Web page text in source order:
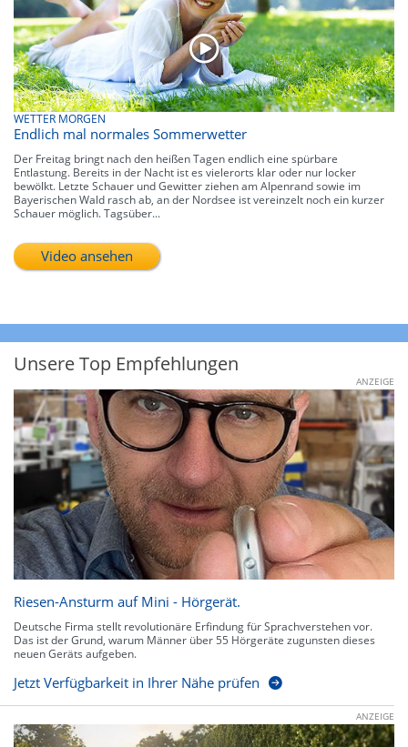
WETTER MORGEN
Endlich mal normales Sommerwetter
Der Freitag bringt nach den heißen Tagen endlich eine spürbare
Entlastung. Bereits in der Nacht ist es vielerorts klar oder nur locker
bewölkt. Letzte Schauer und Gewitter ziehen am Alpenrand sowie im
Bayerischen Wald rasch ab, an der Nordsee ist vereinzelt noch ein kurzer
Schauer möglich. Tagsüber...
Video ansehen
Unsere Top Empfehlungen
ANZEIGE
Riesen-Ansturm auf Mini - Hörgerät.
Deutsche Firma stellt revolutionäre Erfindung für Sprachverstehen vor.
Das ist der Grund, warum Männer über 55 Hörgeräte zugunsten dieses
neuen Geräts aufgeben.
Jetzt Verfügbarkeit in Ihrer Nähe prüfen
ANZEIGE